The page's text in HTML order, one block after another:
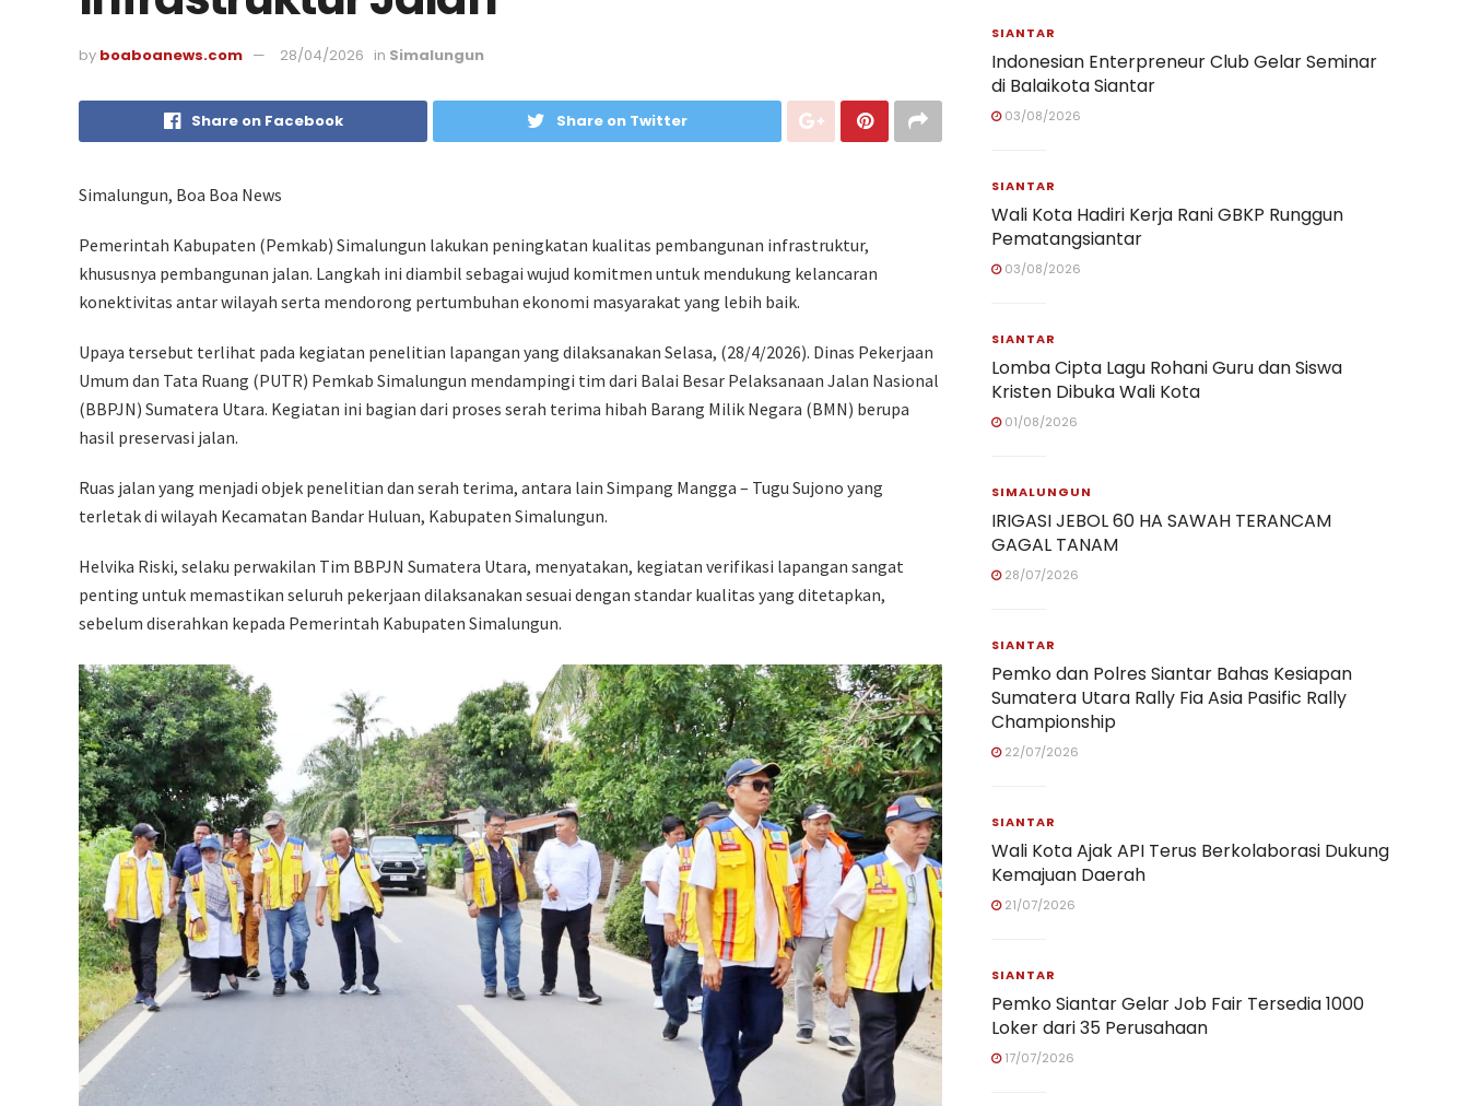
by boaboanews.com 28/04/2026 in Simalungun
Share on Facebook Share on Twitter
Simalungun, Boa Boa News
Pemerintah Kabupaten (Pemkab) Simalungun lakukan peningkatan kualitas pembangunan infrastruktur,
khususnya pembangunan jalan. Langkah ini diambil sebagai wujud komitmen untuk mendukung kelancaran
konektivitas antar wilayah serta mendorong pertumbuhan ekonomi masyarakat yang lebih baik.
Upaya tersebut terlihat pada kegiatan penelitian lapangan yang dilaksanakan Selasa, (28/4/2026). Dinas Pekerjaan
Umum dan Tata Ruang (PUTR) Pemkab Simalungun mendampingi tim dari Balai Besar Pelaksanaan Jalan Nasional
(BBPJN) Sumatera Utara. Kegiatan ini bagian dari proses serah terima hibah Barang Milik Negara (BMN) berupa
hasil preservasi jalan.
Ruas jalan yang menjadi objek penelitian dan serah terima, antara lain Simpang Mangga – Tugu Sujono yang
terletak di wilayah Kecamatan Bandar Huluan, Kabupaten Simalungun.
Helvika Riski, selaku perwakilan Tim BBPJN Sumatera Utara, menyatakan, kegiatan verifikasi lapangan sangat
penting untuk memastikan seluruh pekerjaan dilaksanakan sesuai dengan standar kualitas yang ditetapkan,
sebelum diserahkan kepada Pemerintah Kabupaten Simalungun.
SIANTAR
Indonesian Enterpreneur Club Gelar Seminar
di Balaikota Siantar
03/08/2026
SIANTAR
Wali Kota Hadiri Kerja Rani GBKP Runggun
Pematangsiantar
03/08/2026
SIANTAR
Lomba Cipta Lagu Rohani Guru dan Siswa
Kristen Dibuka Wali Kota
01/08/2026
SIMALUNGUN
IRIGASI JEBOL 60 HA SAWAH TERANCAM
GAGAL TANAM
28/07/2026
SIANTAR
Pemko dan Polres Siantar Bahas Kesiapan
Sumatera Utara Rally Fia Asia Pasific Rally
Championship
22/07/2026
SIANTAR
Wali Kota Ajak API Terus Berkolaborasi Dukung
Kemajuan Daerah
21/07/2026
SIANTAR
Pemko Siantar Gelar Job Fair Tersedia 1000
Loker dari 35 Perusahaan
17/07/2026